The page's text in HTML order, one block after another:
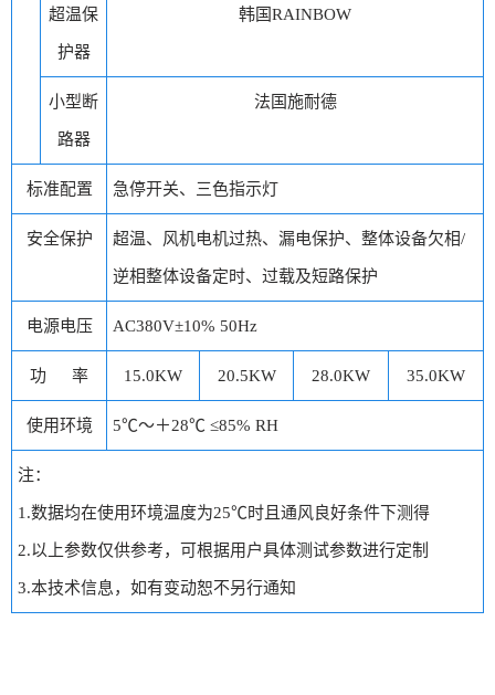
超温保
护器
韩国RAINBOW
小型断
路器
法国施耐德
标准配置 急停开关、三色指示灯
安全保护 超温、风机电机过热、漏电保护、整体设备欠相/
逆相整体设备定时、过载及短路保护
电源电压 AC380V±10% 50Hz
功 率 15.0KW 20.5KW 28.0KW 35.0KW
使用环境 5℃～＋28℃ ≤85% RH
注：
1.数据均在使用环境温度为25℃时且通风良好条件下测得
2.以上参数仅供参考，可根据用户具体测试参数进行定制
3.本技术信息，如有变动恕不另行通知